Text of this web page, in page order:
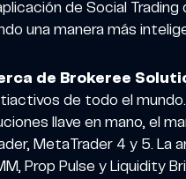
de Social
una manera más
de Brokeree
de todo el
llave en mano, el
MetaTrader 4 y 5. La
Prop Pulse y Liquidity